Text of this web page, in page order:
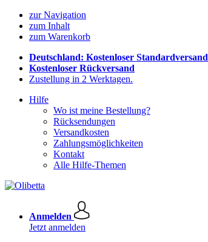
zur Navigation
zum Inhalt
zum Warenkorb
Deutschland: Kostenloser Standardversand
Kostenloser Rückversand
Zustellung in 2 Werktagen.
Hilfe
Wo ist meine Bestellung?
Rücksendungen
Versandkosten
Zahlungsmöglichkeiten
Kontakt
Alle Hilfe-Themen
Anmelden
Jetzt anmelden